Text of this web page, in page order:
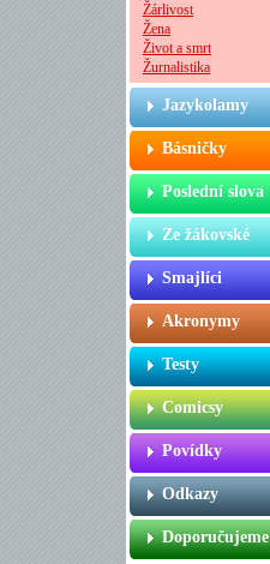
Žárlivost
Žena
Život a smrt
Žurnalistika
Jazykolamy
Básničky
Poslední slova
Ze žákovské
Smajlíci
Akronymy
Testy
Comicsy
Povídky
Odkazy
Doporučujeme